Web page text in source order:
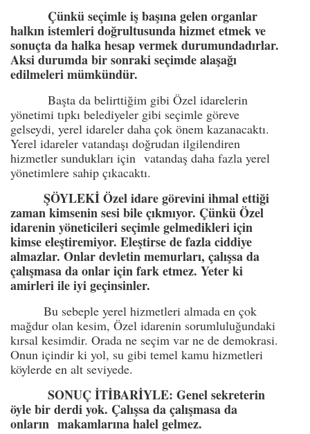
Çünkü seçimle iş başına gelen organlar
halkın istemleri doğrultusunda hizmet etmek ve
sonuçta da halka hesap vermek durumundadırlar.
Aksi durumda bir sonraki seçimde alaşağı
edilmeleri mümkündür.
Başta da belirttiğim gibi Özel idarelerin
yönetimi tıpkı belediyeler gibi seçimle göreve
gelseydi, yerel idareler daha çok önem kazanacaktı.
Yerel idareler vatandaşı doğrudan ilgilendiren
hizmetler sundukları için vatandaş daha fazla yerel
yönetimlere sahip çıkacaktı.
ŞÖYLEKİ Özel idare görevini ihmal ettiği
zaman kimsenin sesi bile çıkmıyor. Çünkü Özel
idarenin yöneticileri seçimle gelmedikleri için
kimse eleştiremiyor. Eleştirse de fazla ciddiye
almazlar. Onlar devletin memurları, çalışsa da
çalışmasa da onlar için fark etmez. Yeter ki
amirleri ile iyi geçinsinler.
Bu sebeple yerel hizmetleri almada en çok
mağdur olan kesim, Özel idarenin sorumluluğundaki
kırsal kesimdir. Orada ne seçim var ne de demokrasi.
Onun içindir ki yol, su gibi temel kamu hizmetleri
köylerde en alt seviyede.
SONUÇ İTİBARİYLE: Genel sekreterin
öyle bir derdi yok. Çalışsa da çalışmasa da
onların makamlarına halel gelmez.